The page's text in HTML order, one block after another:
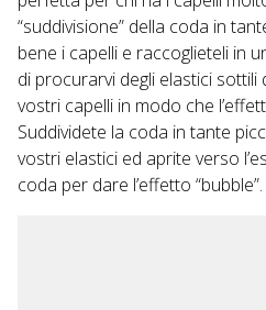
“suddivisione” della coda in
bene i capelli e raccoglieteli in
di procurarvi degli elastici
vostri capelli in modo che
Suddividete la coda in tante
vostri elastici ed aprite verso
coda per dare l’effetto “bubble”.